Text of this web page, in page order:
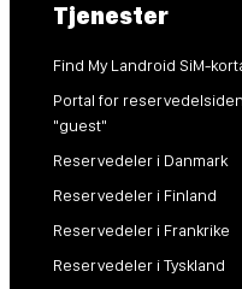
Tjenester
Find My Landroid SiM-
Portal for
"guest"
Reservedeler i Danmark
Reservedeler i Finland
Reservedeler i Frankrike
Reservedeler i Tyskland